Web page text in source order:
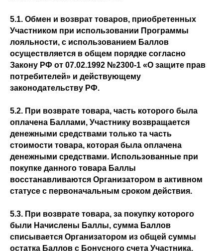
5.1. Обмен и возврат товаров, приобретенных
Участником при использовании Программы
лояльности, с использованием Баллов
осуществляется в общем порядке согласно
Закону РФ от 07.02.1992 №2300-1 «О защите прав
потребителей» и действующему
законодательству РФ.
5.2. При возврате товара, часть которого была
оплачена Баллами, Участнику возвращается
денежными средствами только та часть
стоимости товара, которая была оплачена
денежными средствами. Использованные при
покупке данного товара Баллы
восстанавливаются Организатором в активном
статусе с первоначальным сроком действия.
5.3. При возврате товара, за покупку которого
были Начислены Баллы, сумма Баллов
списывается Организатором из общей суммы
остатка Баллов с Бонусного счета Участника.